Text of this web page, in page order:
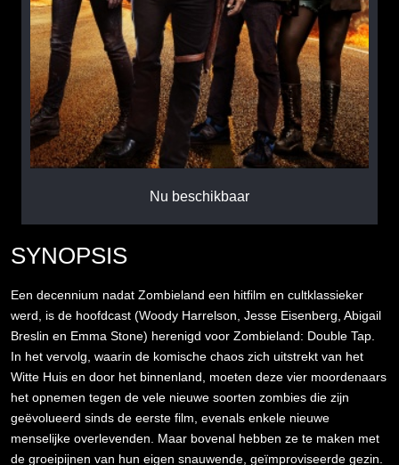
Nu beschikbaar
SYNOPSIS
Een decennium nadat Zombieland een hitfilm en cultklassieker
werd, is de hoofdcast (Woody Harrelson, Jesse Eisenberg, Abigail
Breslin en Emma Stone) herenigd voor Zombieland: Double Tap.
In het vervolg, waarin de komische chaos zich uitstrekt van het
Witte Huis en door het binnenland, moeten deze vier moordenaars
het opnemen tegen de vele nieuwe soorten zombies die zijn
geëvolueerd sinds de eerste film, evenals enkele nieuwe
menselijke overlevenden. Maar bovenal hebben ze te maken met
de groeipijnen van hun eigen snauwende, geïmproviseerde gezin.